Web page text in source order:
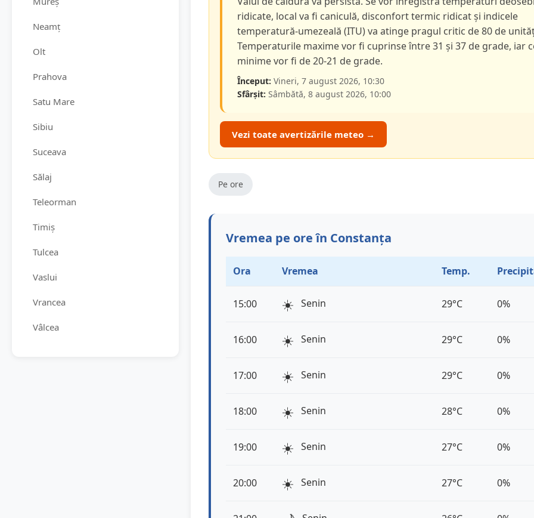
Neamț
Olt
Prahova
Satu Mare
Sibiu
Suceava
Sălaj
Teleorman
Timiș
Tulcea
Vaslui
Vrancea
Vâlcea
ridicate, local va fi caniculă, disconfort termic ridicat și indicele
temperatură-umezeală (ITU) va atinge pragul critic de 80 de
Temperaturile maxime vor fi cuprinse între 31 și 37 de grade, iar
minime vor fi de 20-21 de grade.
Început: Vineri, 7 august 2026, 10:30
Sfârșit: Sâmbătă, 8 august 2026, 10:00
Vezi toate avertizările meteo →
Pe ore
Vremea pe ore în Constanța
Ora Vremea Temp.
15:00 ☀️ Senin 29°C 0%
16:00 ☀️ Senin 29°C 0%
17:00 ☀️ Senin 29°C 0%
18:00 ☀️ Senin 28°C 0%
19:00 ☀️ Senin 27°C 0%
20:00 ☀️ Senin 27°C 0%